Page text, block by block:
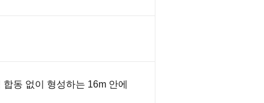
합동 없이 형성하는 16m 안에